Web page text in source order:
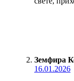
Земфира
16.01.2026